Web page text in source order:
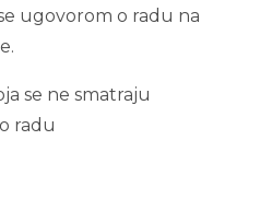
ugovorom o radu na
se ne smatraju
radu